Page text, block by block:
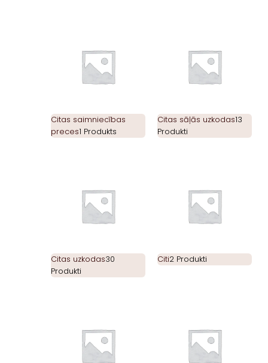
Citas saimniecības
preces1 Produkts
Citas sāļās uzkodas13
Produkti
Citas uzkodas30
Produkti
Citi2 Produkti